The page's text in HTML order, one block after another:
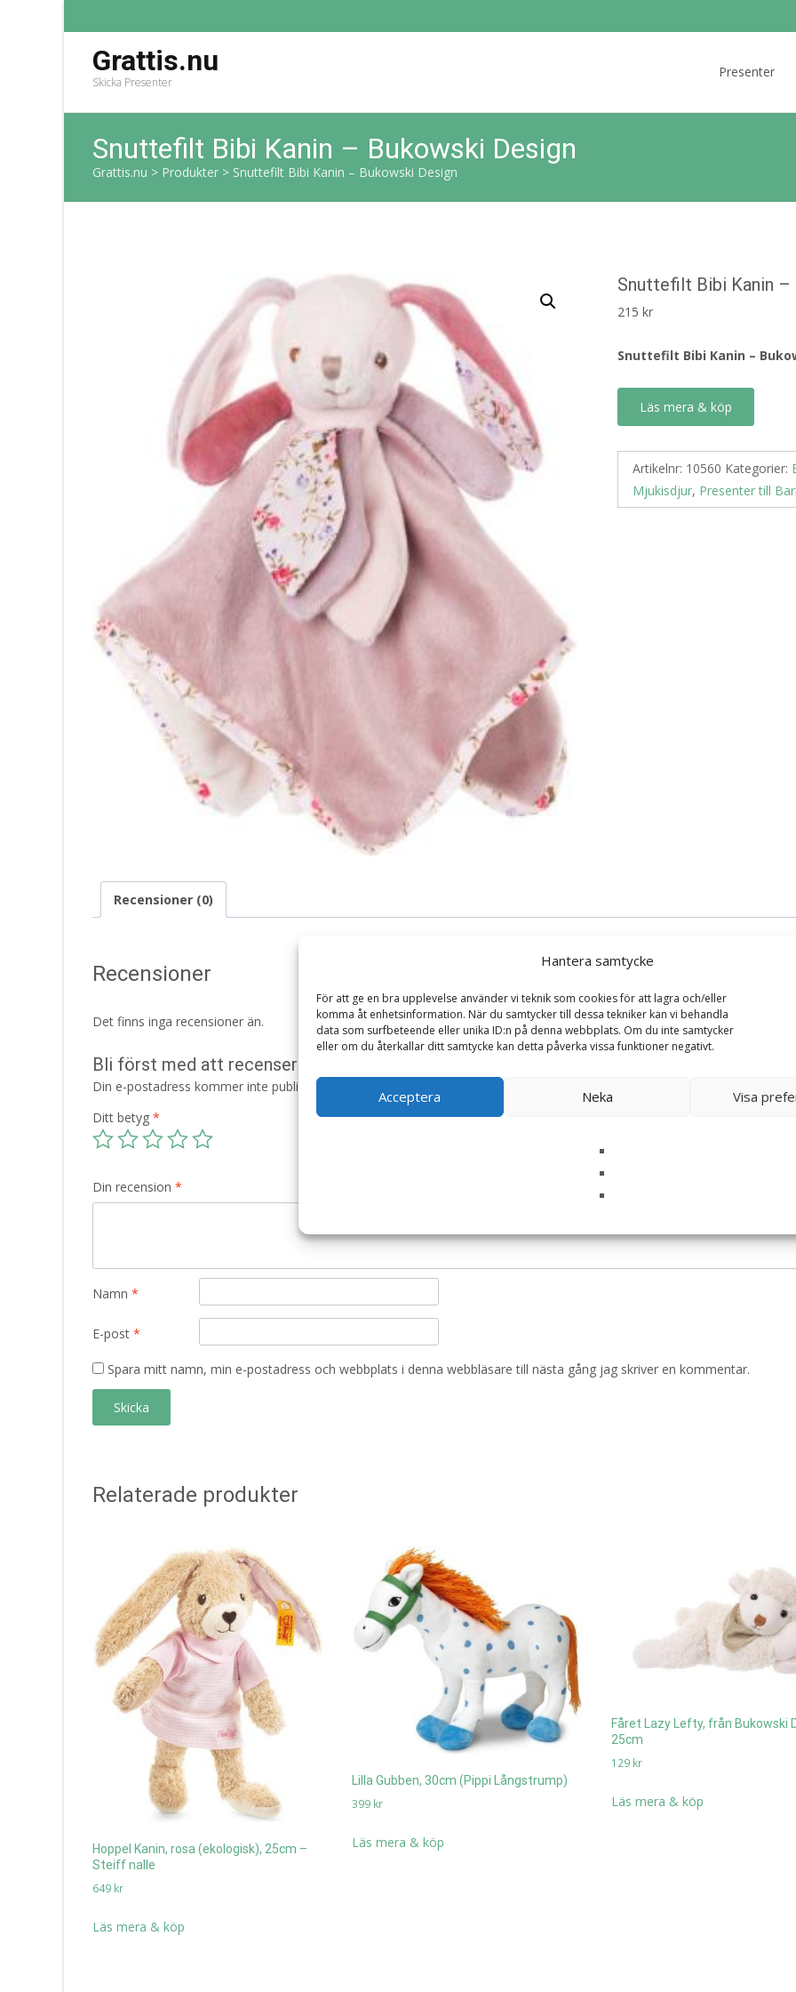
Hantera samtycke
För att ge en bra upplevelse använder vi teknik som cookies för att lagra och/eller
komma åt enhetsinformation. När du samtycker till dessa tekniker kan vi behandla
data som surfbeteende eller unika ID:n på denna webbplats. Om du inte samtycker
eller om du återkallar ditt samtycke kan detta påverka vissa funktioner negativt.
Acceptera Neka Visa
Grattis.nu
Skicka Presenter
Presenter
Snuttefilt Bibi Kanin – Bukowski Design
Grattis.nu > Produkter > Snuttefilt Bibi Kanin – Bukowski Design
Snuttefilt Bibi Kanin –
215 kr
Snuttefilt Bibi Kanin –
Läs mera & köp
Artikelnr: 10560 Kategorier:
Mjukisdjur, Presenter till
Recensioner (0)
Recensioner
Det finns inga recensioner än.
Bli först med att recensera ”Snuttefilt Bibi Kanin – Bukowski Design”
Din e-postadress kommer inte publiceras.
*
Ditt betyg *
Din recension *
Namn *
E-post *
Spara mitt namn, min e-postadress och webbplats i denna webbläsare till nästa gång jag skriver en kommentar.
Relaterade produkter
Hoppel Kanin, rosa (ekologisk), 25cm –
Steiff nalle
649 kr
Läs mera & köp
Lilla Gubben, 30cm (Pippi Långstrump)
399 kr
Läs mera & köp
Fåret Lazy Lefty, från Bukowski
25cm
129 kr
Läs mera & köp